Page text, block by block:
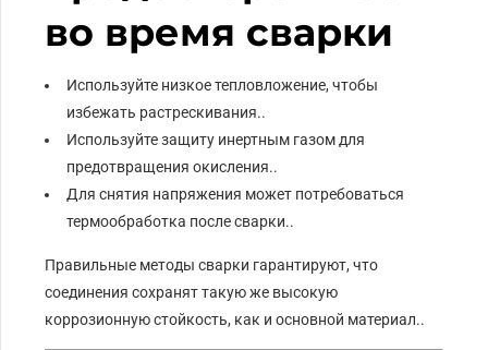
во время сварки
Используйте низкое тепловложение, чтобы
избежать растрескивания..
Используйте защиту инертным газом для
предотвращения окисления..
Для снятия напряжения может потребоваться
термообработка после сварки..
Правильные методы сварки гарантируют, что
соединения сохранят такую ​​же высокую
коррозионную стойкость, как и основной материал..